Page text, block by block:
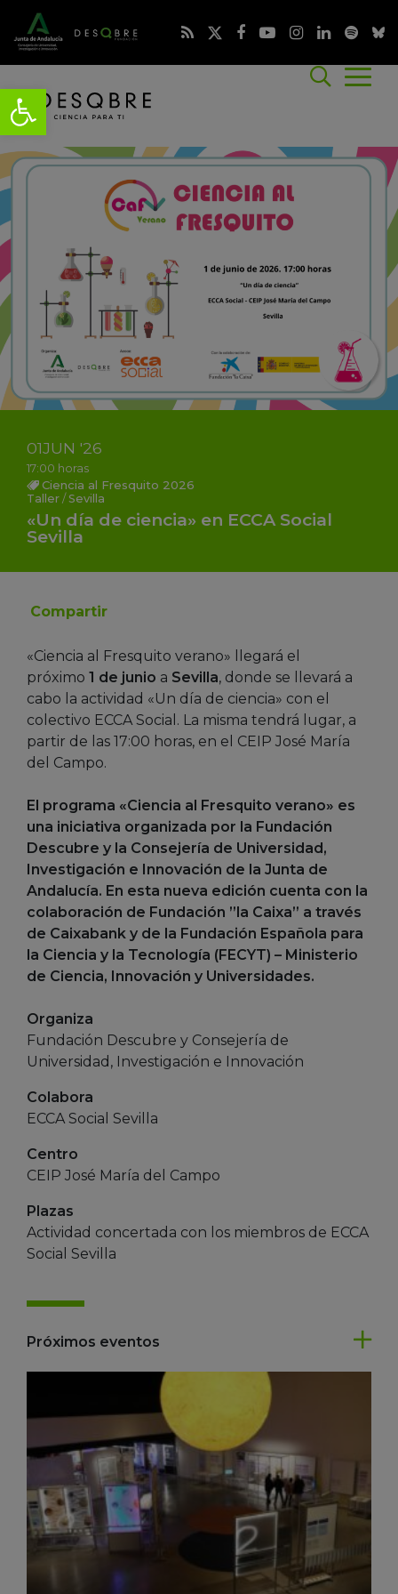
01JUN '26
17:00 horas
Ciencia al Fresquito 2026
Taller / Sevilla
«Un día de ciencia» en ECCA Social
Sevilla
Compartir
«Ciencia al Fresquito verano» llegará el
próximo 1 de junio a Sevilla, donde se llevará a
cabo la actividad «Un día de ciencia» con el
colectivo ECCA Social. La misma tendrá lugar, a
partir de las 17:00 horas, en el CEIP José María
del Campo.
El programa «Ciencia al Fresquito verano» es
una iniciativa organizada por la Fundación
Descubre y la Consejería de Universidad,
Investigación e Innovación de la Junta de
Andalucía. En esta nueva edición cuenta con la
colaboración de Fundación ”la Caixa” a través
de Caixabank y de la Fundación Española para
la Ciencia y la Tecnología (FECYT) – Ministerio
de Ciencia, Innovación y Universidades.
Organiza
Fundación Descubre y Consejería de
Universidad, Investigación e Innovación
Colabora
ECCA Social Sevilla
Centro
CEIP José María del Campo
Plazas
Actividad concertada con los miembros de ECCA
Social Sevilla
Próximos eventos